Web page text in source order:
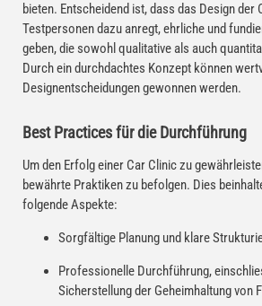
bieten. Entscheidend ist, dass das Design der
Testpersonen dazu anregt, ehrliche und
geben, die sowohl qualitative als auch
Durch ein durchdachtes Konzept können
Designentscheidungen gewonnen werden.
Best Practices für die Durchführung
Um den Erfolg einer Car Clinic zu
bewährte Praktiken zu befolgen. Dies
folgende Aspekte:
Sorgfältige Planung und klare
Professionelle Durchführung,
Sicherstellung der Geheimhaltung von